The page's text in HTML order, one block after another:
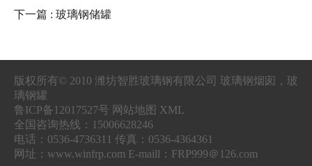
下一篇 : 玻璃钢储罐
版权所有© 2010 潍坊智胜玻璃钢有限公司 玻璃钢烟囱，玻
璃钢罐
鲁ICP备12017527号 网站地图 XML
全国咨询热线：15006628246
电话：0536-4736311 传真：0536-4364361
网址：www.winfrp.com E-maill：FRP999＠126.com